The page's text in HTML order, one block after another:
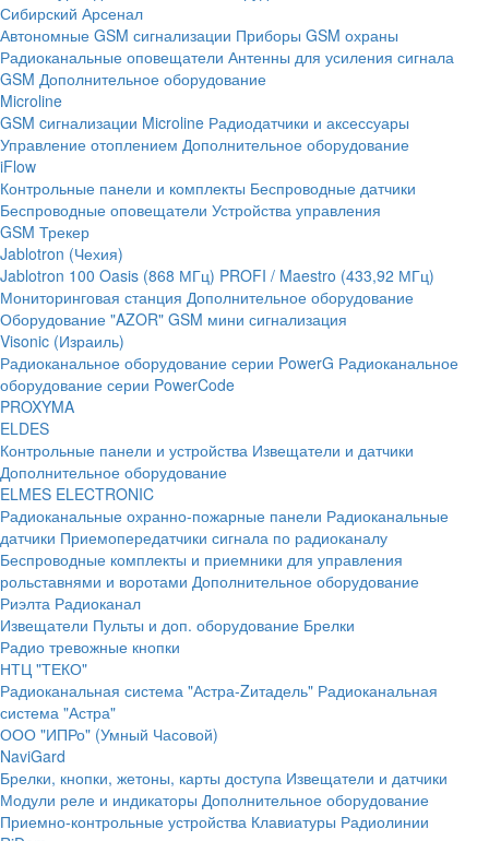
Сибирский Арсенал
Автономные GSM сигнализации Приборы GSM охраны
Радиоканальные оповещатели Антенны для усиления сигнала
GSM Дополнительное оборудование
Microline
GSM cигнализации Microline Радиодатчики и аксессуары
Управление отоплением Дополнительное оборудование
iFlow
Контрольные панели и комплекты Беспроводные датчики
Беспроводные оповещатели Устройства управления
GSM Трекер
Jablotron (Чехия)
Jablotron 100 Oasis (868 МГц) PROFI / Maestro (433,92 МГц)
Мониторинговая станция Дополнительное оборудование
Оборудование "AZOR" GSM мини сигнализация
Visonic (Израиль)
Радиоканальное оборудование серии PowerG Радиоканальное
оборудование серии PowerCode
PROXYMA
ELDES
Контрольные панели и устройства Извещатели и датчики
Дополнительное оборудование
ELMES ELECTRONIC
Радиоканальные охранно-пожарные панели Радиоканальные
датчики Приемопередатчики сигнала по радиоканалу
Беспроводные комплекты и приемники для управления
рольставнями и воротами Дополнительное оборудование
Риэлта Радиоканал
Извещатели Пульты и доп. оборудование Брелки
Радио тревожные кнопки
НТЦ "ТЕКО"
Радиоканальная система "Астра-Zитадель" Радиоканальная
система "Астра"
ООО "ИПРо" (Умный Часовой)
NaviGard
Брелки, кнопки, жетоны, карты доступа Извещатели и датчики
Модули реле и индикаторы Дополнительное оборудование
Приемно-контрольные устройства Клавиатуры Радиолинии